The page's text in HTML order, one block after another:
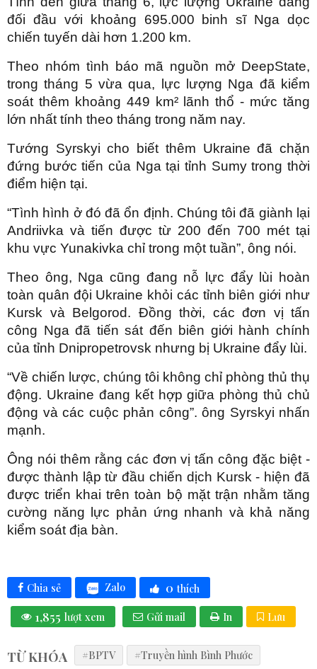
đối đầu với khoảng 695.000 binh sĩ Nga dọc
chiến tuyến dài hơn 1.200 km.
Theo nhóm tình báo mã nguồn mở DeepState,
trong tháng 5 vừa qua, lực lượng Nga đã kiểm
soát thêm khoảng 449 km² lãnh thổ - mức tăng
lớn nhất tính theo tháng trong năm nay.
Tướng Syrskyi cho biết thêm Ukraine đã chặn
đứng bước tiến của Nga tại tỉnh Sumy trong thời
điểm hiện tại.
“Tình hình ở đó đã ổn định. Chúng tôi đã giành lại
Andriivka và tiến được từ 200 đến 700 mét tại
khu vực Yunakivka chỉ trong một tuần”, ông nói.
Theo ông, Nga cũng đang nỗ lực đẩy lùi hoàn
toàn quân đội Ukraine khỏi các tỉnh biên giới như
Kursk và Belgorod. Đồng thời, các đơn vị tấn
công Nga đã tiến sát đến biên giới hành chính
của tỉnh Dnipropetrovsk nhưng bị Ukraine đẩy lùi.
“Về chiến lược, chúng tôi không chỉ phòng thủ thụ
động. Ukraine đang kết hợp giữa phòng thủ chủ
động và các cuộc phản công”. ông Syrskyi nhấn
mạnh.
Ông nói thêm rằng các đơn vị tấn công đặc biệt -
được thành lập từ đầu chiến dịch Kursk - hiện đã
được triển khai trên toàn bộ mặt trận nhằm tăng
cường năng lực phản ứng nhanh và khả năng
kiểm soát địa bàn.
Chia sẻ Zalo 0 thích
1,855 lượt xem Gửi mail In Lưu
TỪ KHÓA #BPTV
#Truyền hình Bình Phước